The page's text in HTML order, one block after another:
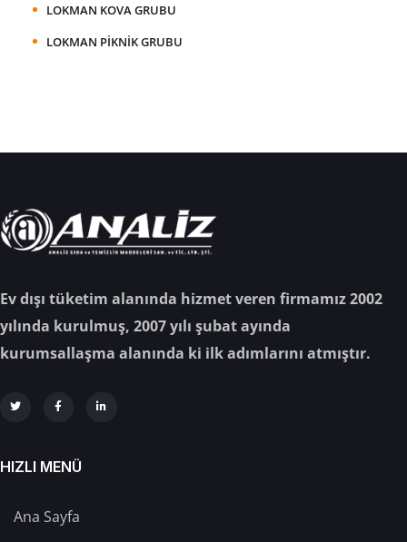
LOKMAN KOVA GRUBU
LOKMAN PIKNIK GRUBU
Ev dışı tüketim alanında hizmet veren firmamız 2002
yılında kurulmuş, 2007 yılı şubat ayında
kurumsallaşma alanında ki ilk adımlarını atmıştır.
HIZLI MENÜ
Ana Sayfa